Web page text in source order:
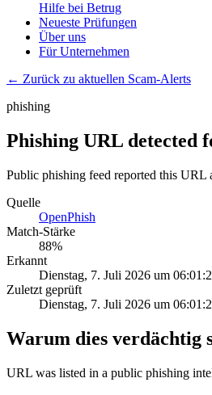
Hilfe bei Betrug
Neueste Prüfungen
Über uns
Für Unternehmen
← Zurück zu aktuellen Scam-Alerts
phishing
Phishing URL detected
Public phishing feed reported this URL
Quelle
OpenPhish
Match-Stärke
88%
Erkannt
Dienstag, 7. Juli 2026 um
Zuletzt geprüft
Dienstag, 7. Juli 2026 um
Warum dies verdächtig
URL was listed in a public phishing